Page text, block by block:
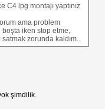
C4 lpg montajı yaptınız
ama problem
iken stop etme,
zorunda kaldım..
şimdilik.